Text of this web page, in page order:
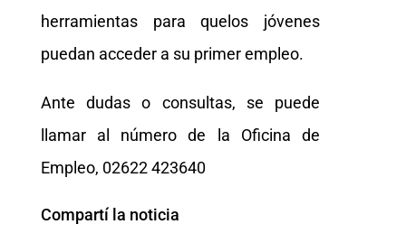
herramientas para quelos jóvenes
puedan acceder a su primer empleo.
Ante dudas o consultas, se puede
llamar al número de la Oficina de
Empleo, 02622 423640
Compartí la noticia